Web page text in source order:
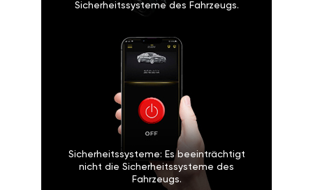
Sicherheitssysteme des Fahrzeugs.
Sicherheitssysteme: Es beeinträchtigt
nicht die Sicherheitssysteme des
Fahrzeugs.